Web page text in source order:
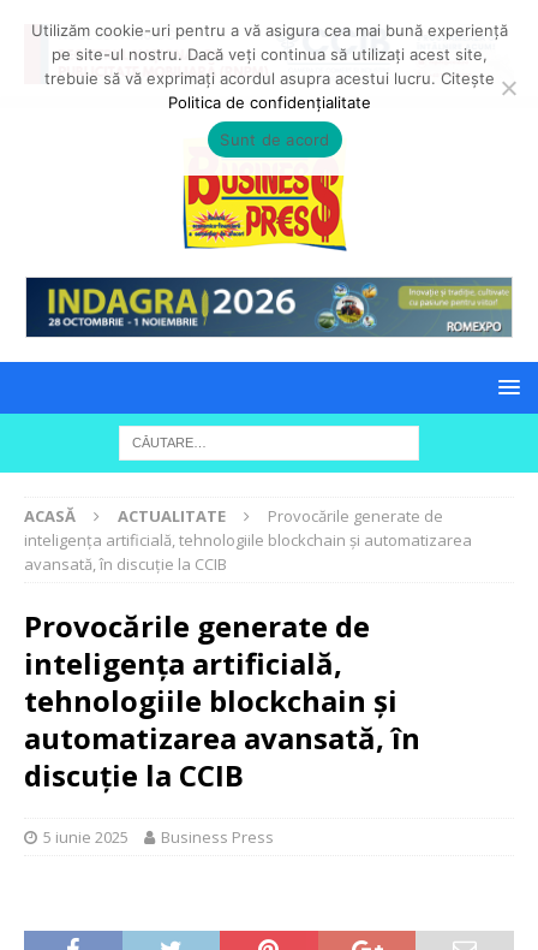
ACASĂ ACTUALITATE
Provocările generate de
inteligența artificială, tehnologiile blockchain și automatizarea
avansată, în discuție la CCIB
Provocările generate de
inteligența artificială,
tehnologiile blockchain și
automatizarea avansată, în
discuție la CCIB
5 iunie 2025 Business Press
Utilizăm cookie-uri pentru a vă asigura cea mai bună experiență
pe site-ul nostru. Dacă veți continua să utilizați acest site,
trebuie să vă exprimați acordul asupra acestui lucru. Citește
Politica de confidențialitate
Sunt de acord